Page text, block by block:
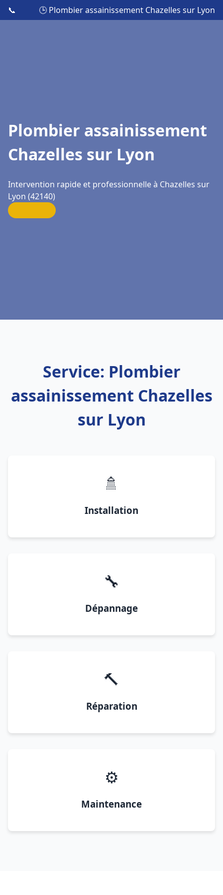
📞 🕒 Plombier assainissement Chazelles sur Lyon
Plombier assainissement
Chazelles sur Lyon
Intervention rapide et professionnelle à Chazelles sur
Lyon (42140)
Service: Plombier
assainissement Chazelles
sur Lyon
🚿
Installation
🔧
Dépannage
🔨
Réparation
⚙️
Maintenance